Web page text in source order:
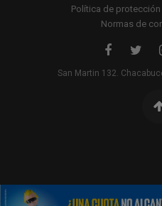
Política de
Normas de
San Martin 132.